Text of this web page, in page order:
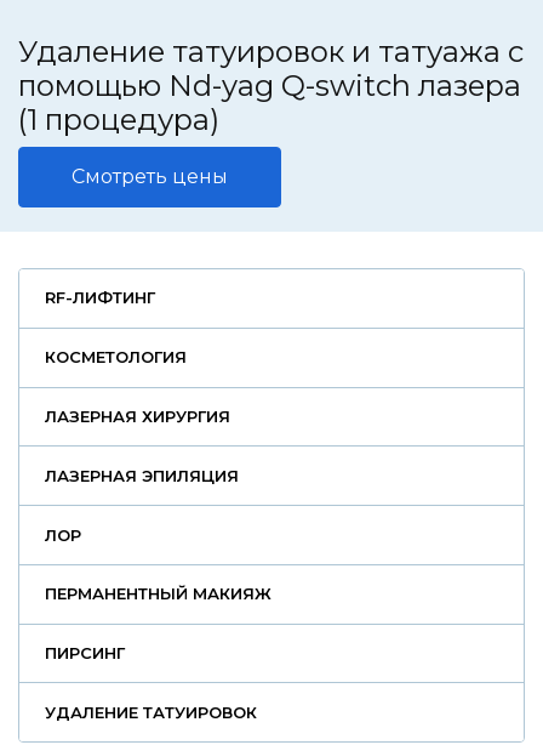
Удаление татуировок и татуажа с
помощью Nd-yag Q-switch лазера
(1 процедура)
Смотреть цены
RF-ЛИФТИНГ
КОСМЕТОЛОГИЯ
ЛАЗЕРНАЯ ХИРУРГИЯ
ЛАЗЕРНАЯ ЭПИЛЯЦИЯ
ЛОР
ПЕРМАНЕНТНЫЙ МАКИЯЖ
ПИРСИНГ
УДАЛЕНИЕ ТАТУИРОВОК